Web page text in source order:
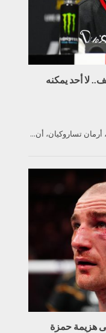
لا أحد يمكنه
أرمان تساروكيان، أن...
هزيمة حمزة